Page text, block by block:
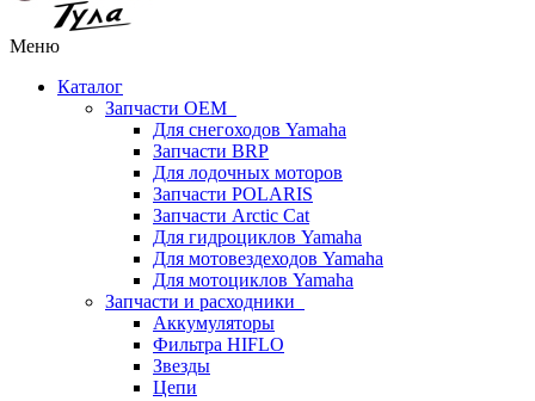
Меню
Каталог
Запчасти OEM
Для снегоходов Yamaha
Запчасти BRP
Для лодочных моторов
Запчасти POLARIS
Запчасти Arctic Cat
Для гидроциклов Yamaha
Для мотовездеходов Yamaha
Для мотоциклов Yamaha
Запчасти и расходники
Аккумуляторы
Фильтра HIFLO
Звезды
Цепи